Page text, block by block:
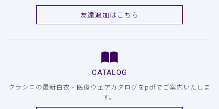
友達追加はこちら
CATALOG
クラシコの最新白衣・医療ウェアカタログをpdfでご案内いたしま
す。